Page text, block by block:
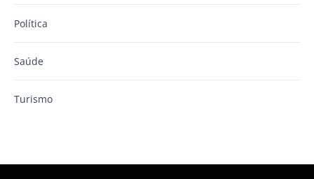
Política
Saúde
Turismo